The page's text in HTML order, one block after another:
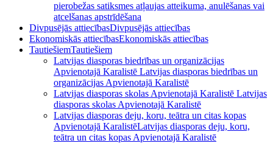
pierobežas satiksmes atļaujas atteikuma, anulēšanas vai
atcelšanas apstrīdēšana
Divpusējās attiecībasDivpusējās attiecības
Ekonomiskās attiecībasEkonomiskās attiecības
TautiešiemTautiešiem
Latvijas diasporas biedrības un organizācijas
Apvienotajā Karalistē Latvijas diasporas biedrības un
organizācijas Apvienotajā Karalistē
Latvijas diasporas skolas Apvienotajā Karalistē Latvijas
diasporas skolas Apvienotajā Karalistē
Latvijas diasporas deju, koru, teātra un citas kopas
Apvienotajā KaralistēLatvijas diasporas deju, koru,
teātra un citas kopas Apvienotajā Karalistē